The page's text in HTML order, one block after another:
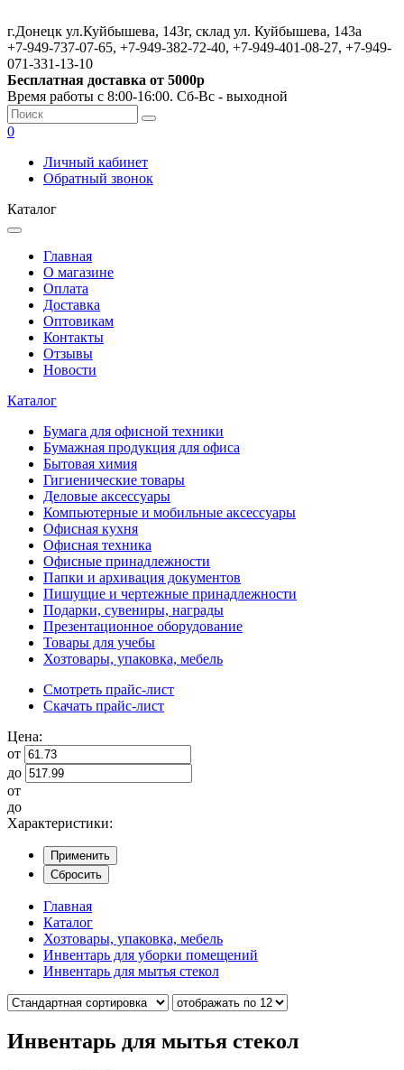
г.Донецк ул.Куйбышева, 143г, склад ул. Куйбышева, 143а
+7-949-737-07-65, +7-949-382-72-40, +7-949-401-08-27, +7-949-
071-331-13-10
Бесплатная доставка от 5000р
Время работы с 8:00-16:00. Сб-Вс - выходной
0
Личный кабинет
Обратный звонок
Каталог
Главная
О магазине
Оплата
Доставка
Оптовикам
Контакты
Отзывы
Новости
Каталог
Бумага для офисной техники
Бумажная продукция для офиса
Бытовая химия
Гигиенические товары
Деловые аксессуары
Компьютерные и мобильные аксессуары
Офисная кухня
Офисная техника
Офисные принадлежности
Папки и архивация документов
Пишущие и чертежные принадлежности
Подарки, сувениры, награды
Презентационное оборудование
Товары для учебы
Хозтовары, упаковка, мебель
Смотреть прайс-лист
Скачать прайс-лист
Цена:
от
до
от
до
Характеристики:
Применить
Сбросить
Главная
Каталог
Хозтовары, упаковка, мебель
Инвентарь для уборки помещений
Инвентарь для мытья стекол
Инвентарь для мытья стекол